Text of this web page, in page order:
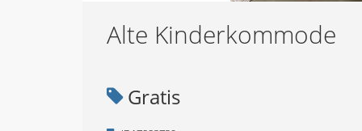
Alte Kinderkommode
Gratis